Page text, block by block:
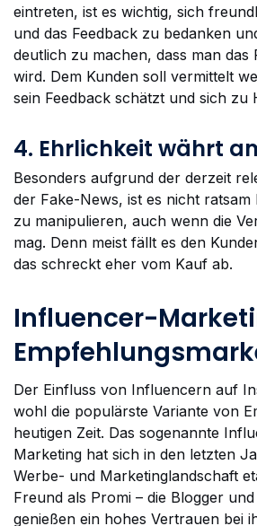
eintreten, ist es wichtig, sich
und das Feedback zu bedanken
deutlich zu machen, dass man das
wird. Dem Kunden soll vermittelt
sein Feedback schätzt und sich zu
4. Ehrlichkeit währt
Besonders aufgrund der derzeit
der Fake-News, ist es nicht
zu manipulieren, auch wenn die
mag. Denn meist fällt es den
das schreckt eher vom Kauf ab.
Influencer-
Der Einfluss von Influencern auf
wohl die populärste Variante von
heutigen Zeit. Das sogenannte
Marketing hat sich in den letzten
Werbe- und Marketinglandschaft
Freund als Promi – die Blogger
genießen ein hohes Vertrauen bei